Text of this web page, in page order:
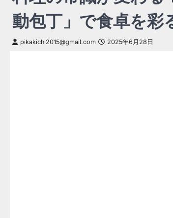
動包丁」で食卓を彩
pikakichi2015@gmail.com 2025年6月28日